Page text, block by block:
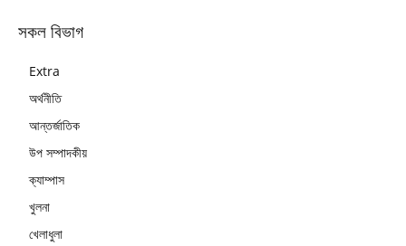
সকল বিভাগ
Extra
অর্থনীতি
আন্তর্জাতিক
উপ সম্পাদকীয়
ক্যাম্পাস
খুলনা
খেলাধুলা